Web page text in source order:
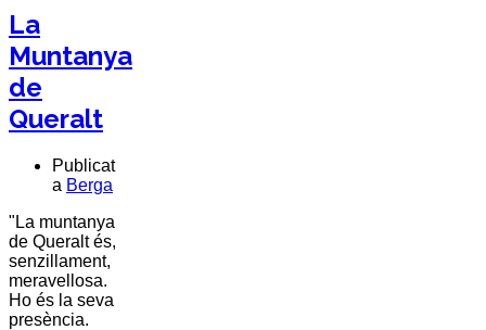
La
Muntanya
de
Queralt
Publicat
a Berga
"La muntanya
de Queraltés,
senzillament,
meravellosa.
Ho és la seva
presència.